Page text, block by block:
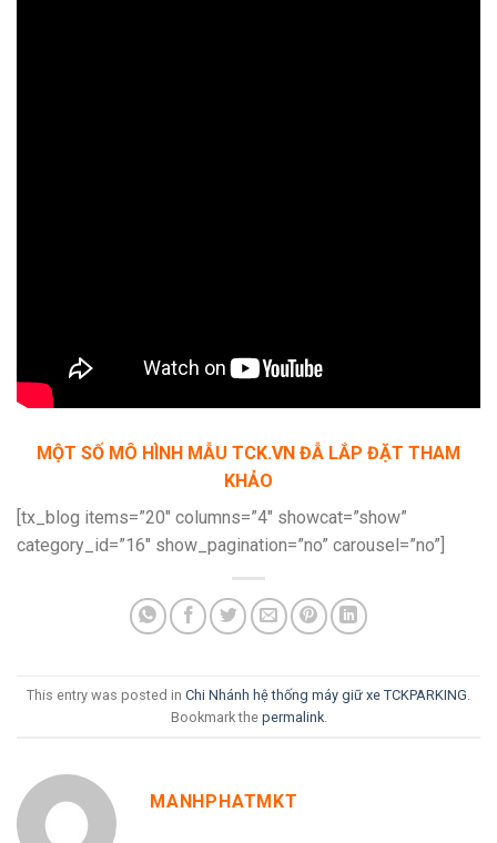
MỘT SỐ MÔ HÌNH MẪU TCK.VN ĐẪ LẮP ĐẶT THAM
KHẢO
[tx_blog items=”20″ columns=”4″ showcat=”show”
category_id=”16″ show_pagination=”no” carousel=”no”]
This entry was posted in Chi Nhánh hệ thống máy giữ xe TCKPARKING
Bookmark the permalink.
MANHPHATMKT